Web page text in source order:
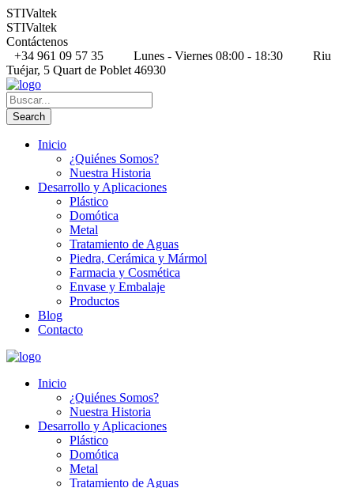
STIValtek
STIValtek
Contáctenos
+34 961 09 57 35
Lunes - Viernes 08:00 - 18:30
Riu
Tuéjar, 5 Quart de Poblet 46930
Inicio
¿Quiénes Somos?
Nuestra Historia
Desarrollo y Aplicaciones
Plástico
Domótica
Metal
Tratamiento de Aguas
Piedra, Cerámica y Mármol
Farmacia y Cosmética
Envase y Embalaje
Productos
Blog
Contacto
Inicio
¿Quiénes Somos?
Nuestra Historia
Desarrollo y Aplicaciones
Plástico
Domótica
Metal
Tratamiento de Aguas